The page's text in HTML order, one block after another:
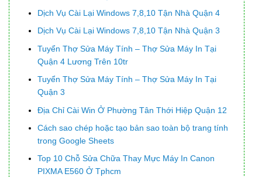
Dịch Vụ Cài Lại Windows 7,8,10 Tận Nhà Quận 4
Dịch Vụ Cài Lại Windows 7,8,10 Tận Nhà Quận 3
Tuyển Thợ Sửa Máy Tính – Thợ Sửa Máy In Tại
Quận 4 Lương Trên 10tr
Tuyển Thợ Sửa Máy Tính – Thợ Sửa Máy In Tại
Quận 3
Địa Chỉ Cài Win Ở Phường Tân Thới Hiệp Quận 12
Cách sao chép hoặc tạo bản sao toàn bộ trang tính
trong Google Sheets
Top 10 Chỗ Sửa Chữa Thay Mực Máy In Canon
PIXMA E560 Ở Tphcm